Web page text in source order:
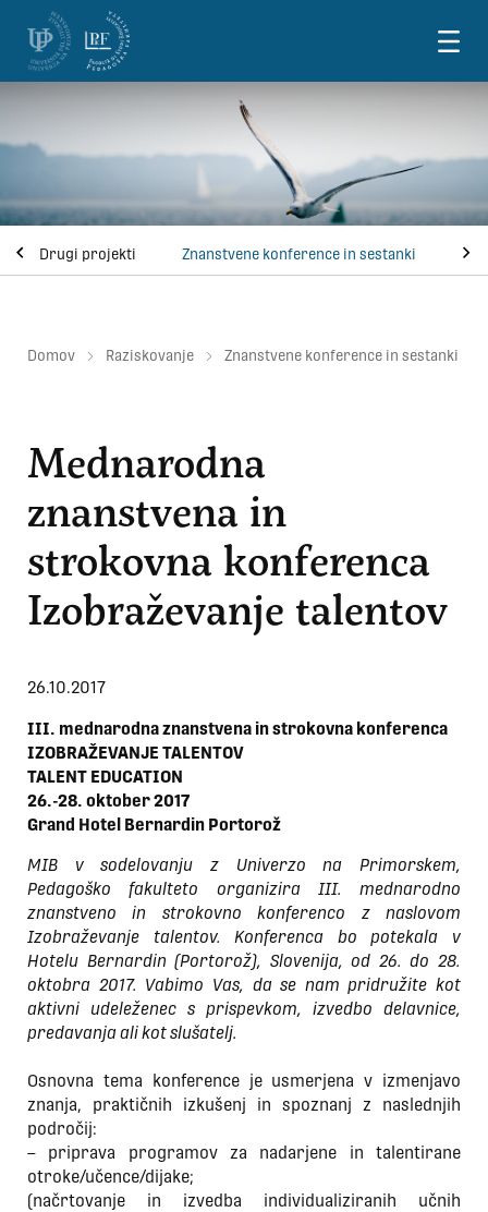
Skoči na vsebino
Drugi projekti Znanstvene konference in sestanki
Domov Raziskovanje Znanstvene konference in sestanki
Mednarodna
znanstvena in
strokovna konferenca
Izobraževanje talentov
26.10.2017
III. mednarodna znanstvena in strokovna konferenca
IZOBRAŽEVANJE TALENTOV
TALENT EDUCATION
26.-28. oktober 2017
Grand Hotel Bernardin Portorož
MIB v sodelovanju z Univerzo na Primorskem,
Pedagoško fakulteto organizira III. mednarodno
znanstveno in strokovno konferenco z naslovom
Izobraževanje talentov. Konferenca bo potekala v
Hotelu Bernardin (Portorož), Slovenija, od 26. do 28.
oktobra 2017. Vabimo Vas, da se nam pridružite kot
aktivni udeleženec s prispevkom, izvedbo delavnice,
predavanja ali kot slušatelj.
Osnovna tema konference je usmerjena v izmenjavo
znanja, praktičnih izkušenj in spoznanj z naslednjih
področij:
– priprava programov za nadarjene in talentirane
otroke/učence/dijake;
(načrtovanje in izvedba individualiziranih učnih